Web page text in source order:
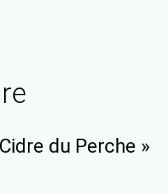
du Perche »